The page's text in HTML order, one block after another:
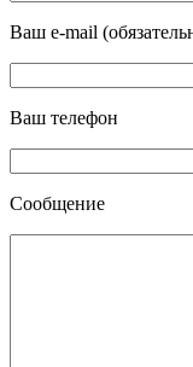
Ваш e-mail
Ваш телефон
Сообщение